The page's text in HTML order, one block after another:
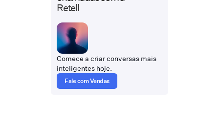
Retell
Comece a criar conversas mais
inteligentes hoje.
Fale com Vendas